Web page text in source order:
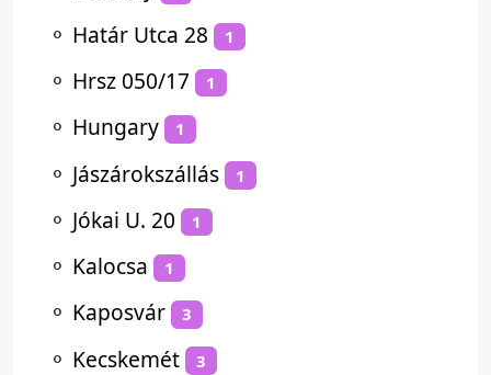
⚬ Határ Utca 28 1
⚬ Hrsz 050/17 1
⚬ Hungary 1
⚬ Jászárokszállás 1
⚬ Jókai U. 20 1
⚬ Kalocsa 1
⚬ Kaposvár 3
⚬ Kecskemét 3